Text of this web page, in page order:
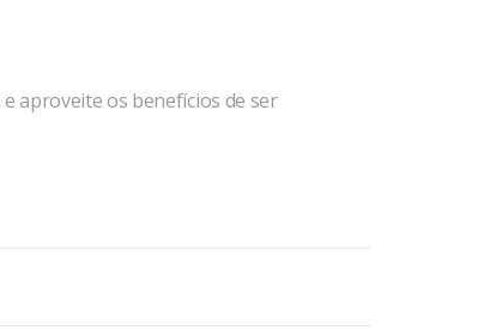
aproveite os benefícios de ser